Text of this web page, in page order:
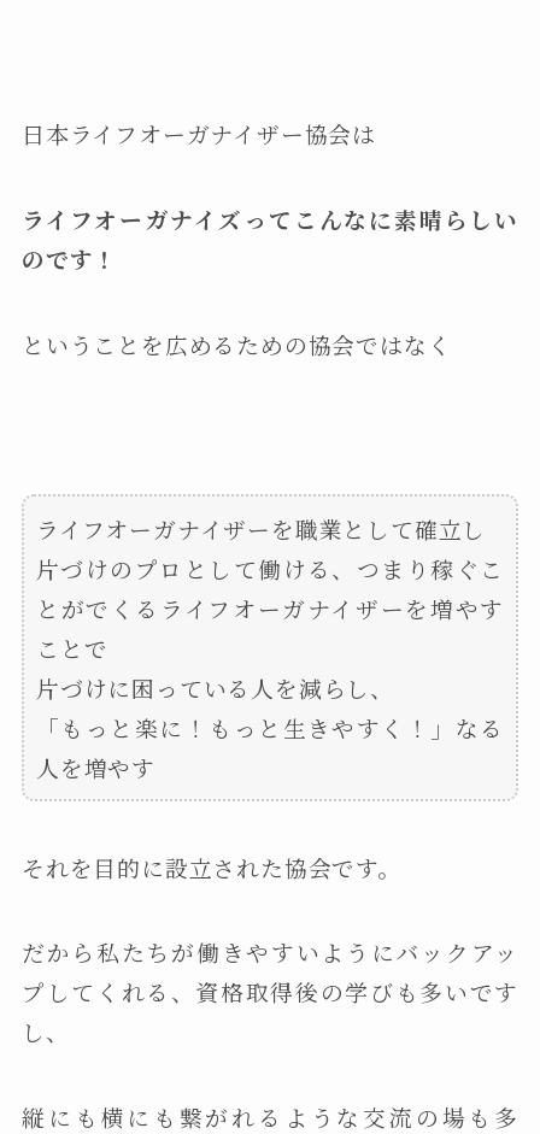
日本ライフオーガナイザー協会は
ライフオーガナイズってこんなに素晴らしい
のです！
ということを広めるための協会ではなく
ライフオーガナイザーを職業として確立し
片づけのプロとして働ける、つまり稼ぐこ
とがでくるライフオーガナイザーを増やす
ことで
片づけに困っている人を減らし、
「もっと楽に！もっと生きやすく！」なる
人を増やす
それを目的に設立された協会です。
だから私たちが働きやすいようにバックアッ
プしてくれる、資格取得後の学びも多いです
し、
縦にも横にも繋がれるような交流の場も多